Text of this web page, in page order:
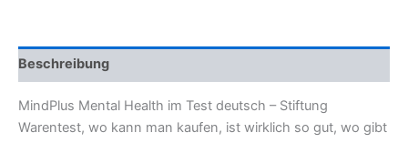
Beschreibung
MindPlus Mental Health im Test deutsch – Stiftung
Warentest, wo kann man kaufen, ist wirklich so gut, wo gibt